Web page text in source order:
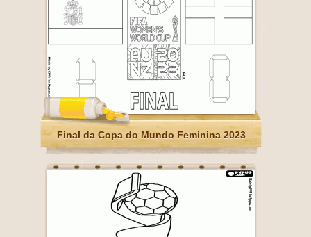
Final da Copa do Mundo Feminina 2023